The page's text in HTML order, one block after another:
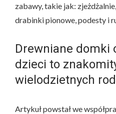
zabawy, takie jak:
drabinki pionowe, podesty i
Drewniane domki
dzieci to
wielodzietnych
Artykuł powstał we